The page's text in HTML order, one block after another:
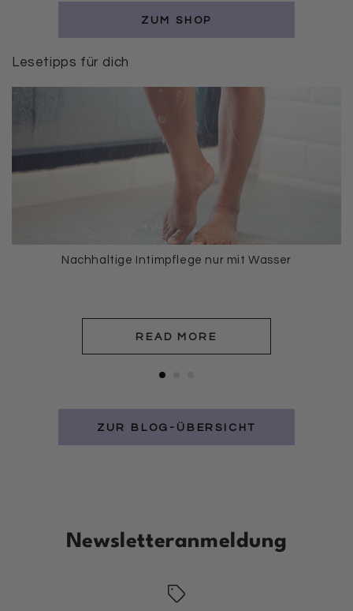
ZUM SHOP
Lesetipps für dich
Nachhaltige Intimpflege nur mit Wasser
READ MORE
ZUR BLOG-ÜBERSICHT
Newsletteranmeldung